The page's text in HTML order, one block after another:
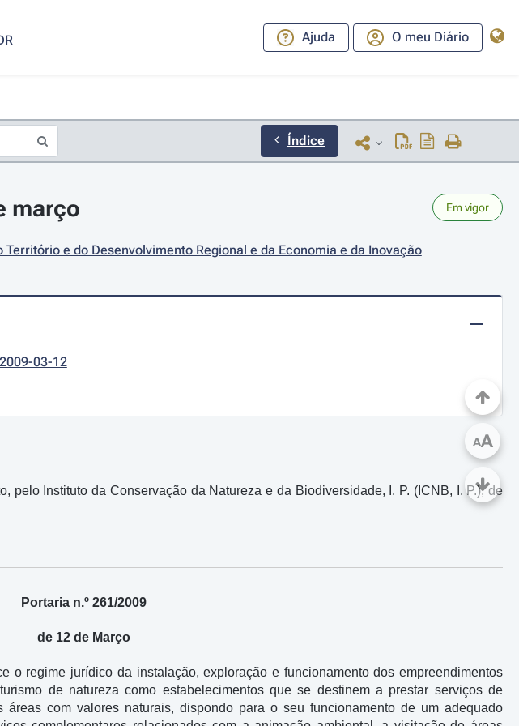
Ajuda O meu Diário
Índice
março Em vigor
e do Desenvolvimento Regional e da Economia e da Inovação
03-12
pelo Instituto da Conservação da Natureza e da Biodiversidade, I. P. (ICNB, I. P.), de
Portaria n.º 261/2009
de 12 de Março
o regime jurídico da instalação, exploração e funcionamento dos empreendimentos
de natureza como estabelecimentos que se destinem a prestar serviços de
com valores naturais, dispondo para o seu funcionamento de um adequado
AA